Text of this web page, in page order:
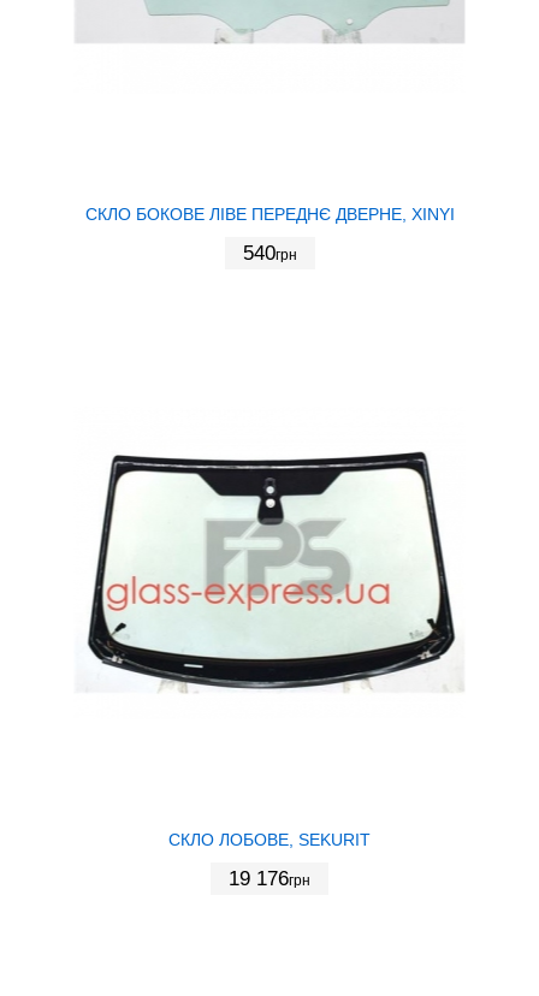
СКЛО БОКОВЕ ЛІВЕ ПЕРЕДНЄ ДВЕРНЕ, XINYI
540грн
СКЛО ЛОБОВЕ, SEKURIT
19 176грн